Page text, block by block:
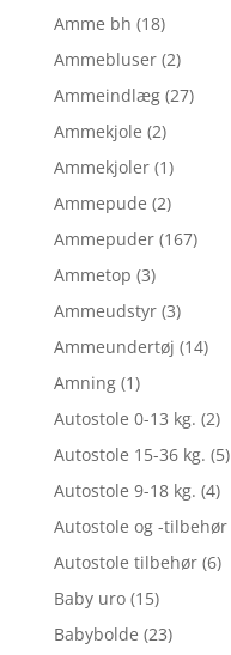
Amme bh (18)
Ammebluser (2)
Ammeindlæg (27)
Ammekjole (2)
Ammekjoler (1)
Ammepude (2)
Ammepuder (167)
Ammetop (3)
Ammeudstyr (3)
Ammeundertøj (14)
Amning (1)
Autostole 0-13 kg. (2)
Autostole 15-36 kg. (5)
Autostole 9-18 kg. (4)
Autostole og -tilbehør
Autostole tilbehør (6)
Baby uro (15)
Babybolde (23)